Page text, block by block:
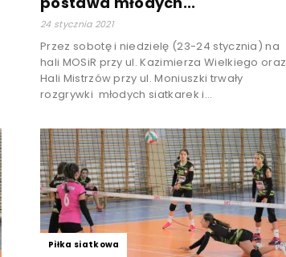
24 stycznia 2021
Przez sobotę i niedzielę (23-24 stycznia) na
hali MOSiR przy ul. Kazimierza Wielkiego oraz
Hali Mistrzów przy ul. Moniuszki trwały
rozgrywki młodych siatkarek i...
Piłka siatkowa